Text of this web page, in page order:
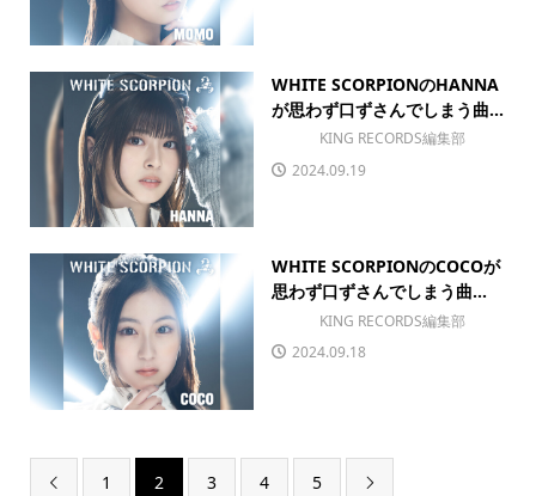
WHITE SCORPIONのHANNA
が思わず口ずさんでしまう曲...
KING RECORDS編集部
2024.09.19
WHITE SCORPIONのCOCOが
思わず口ずさんでしまう曲...
KING RECORDS編集部
2024.09.18
 1 2 3 4 5 